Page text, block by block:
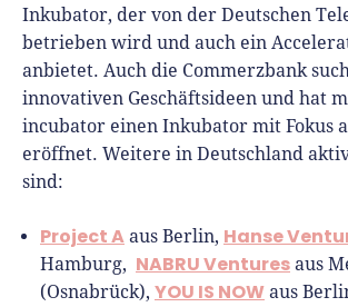
Inkubator, der von der Deutschen
betrieben wird und auch ein
anbietet. Auch die Commerzbank
innovativen Geschäftsideen und hat
incubator einen Inkubator mit Fokus
eröffnet. Weitere in Deutschland
sind:
Project A aus Berlin, Hanse
Hamburg, NABRU Ventures aus
(Osnabrück), YOU IS NOW aus